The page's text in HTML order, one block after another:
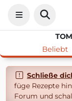
Beliebt
Schließe
füge Rezepte
Forum und